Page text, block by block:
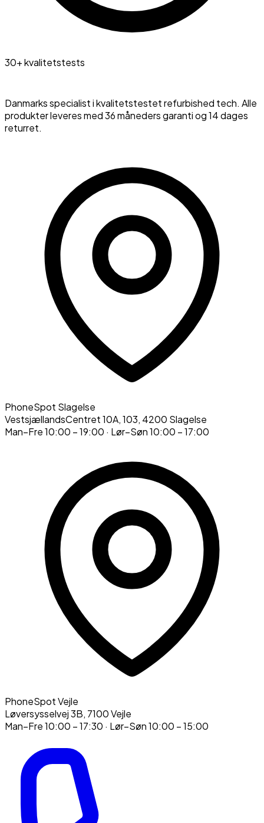
30+ kvalitetstests
Danmarks specialist i kvalitetstestet refurbished tech. Alle
produkter leveres med 36 måneders garanti og 14 dages
returret.
PhoneSpot Slagelse
VestsjællandsCentret 10A, 103, 4200 Slagelse
Man–Fre10:00 – 19:00 · Lør–Søn10:00 – 17:00
PhoneSpot Vejle
Løversysselvej 3B, 7100Vejle
Man–Fre10:00 – 17:30 · Lør–Søn10:00 – 15:00